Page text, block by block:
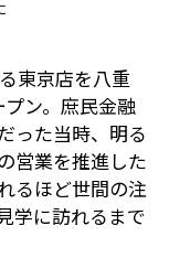
東京店を八重
ン。庶民金融
った当時、明る
営業を推進した
るほど世間の注
学に訪れるまで